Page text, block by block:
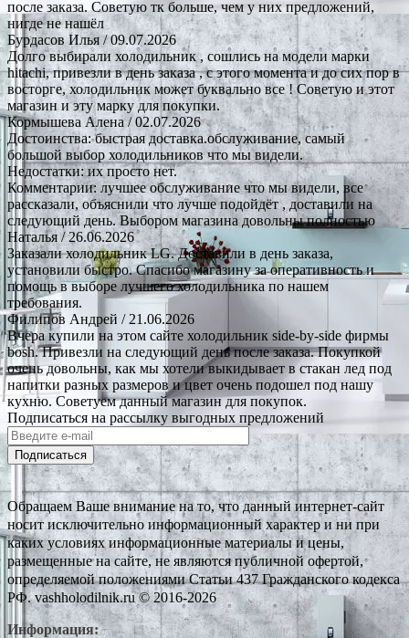
после заказа. Советую тк больше, чем у них предложений,
нигде не нашёл
Бурдасов Илья/ 09.07.2026
Долго выбирали холодильник , сошлись на модели марки
hitachi, привезли в день заказа , с этого момента и до сих пор в
восторге, холодильник может буквально все ! Советую и этот
магазин и эту марку для покупки.
Кормышева Алена/ 02.07.2026
Достоинства: быстрая доставка.обслуживание, самый
большой выбор холодильников что мы видели.
Недостатки: их просто нет.
Комментарии: лучшее обслуживание что мы видели, все
рассказали, объяснили что лучше подойдёт , доставили на
следующий день. Выбором магазина довольны полностью
Наталья / 26.06.2026
Заказали холодильник LG. Доставили в день заказа,
установили быстро. Спасибо магазину за оперативность и
помощь в выборе лучшего холодильника по нашем
требования.
Филипов Андрей / 21.06.2026
Вчера купили на этом сайте холодильник side-by-side фирмы
bosh. Привезли на следующий день после заказа. Покупкой
очень довольны, как мы хотели выкидывает в стакан лед под
напитки разных размеров и цвет очень подошел под нашу
кухню. Советуем данный магазин для покупок.
Подписаться на рассылку выгодных предложений
Подписаться
Обращаем Ваше внимание на то, что данный интернет-сайт
носит исключительно информационный характер и ни при
каких условиях информационные материалы и цены,
размещенные на сайте, не являются публичной офертой,
определяемой положениями Статьи 437 Гражданского кодекса
РФ. vashholodilnik.ru © 2016-2026
Информация: